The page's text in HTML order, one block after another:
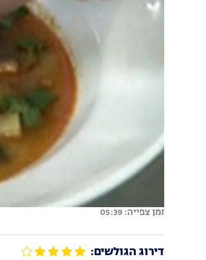
זמן צפייה: 05:39
דירוג הגולשים: